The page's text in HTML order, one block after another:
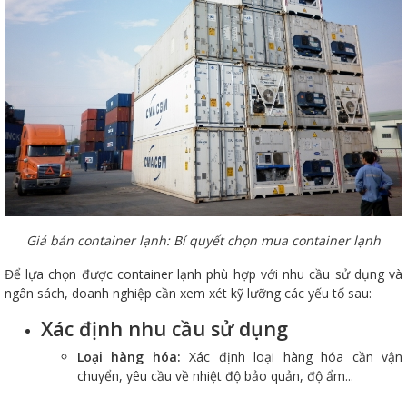
Giá bán container lạnh: Bí quyết chọn mua container lạnh
Để lựa chọn được container lạnh phù hợp với nhu cầu sử dụng và
ngân sách, doanh nghiệp cần xem xét kỹ lưỡng các yếu tố sau:
Xác định nhu cầu sử dụng
Loại hàng hóa:Xác định loại hàng hóa cần vận
chuyển, yêu cầu về nhiệt độ bảo quản, độ ẩm...